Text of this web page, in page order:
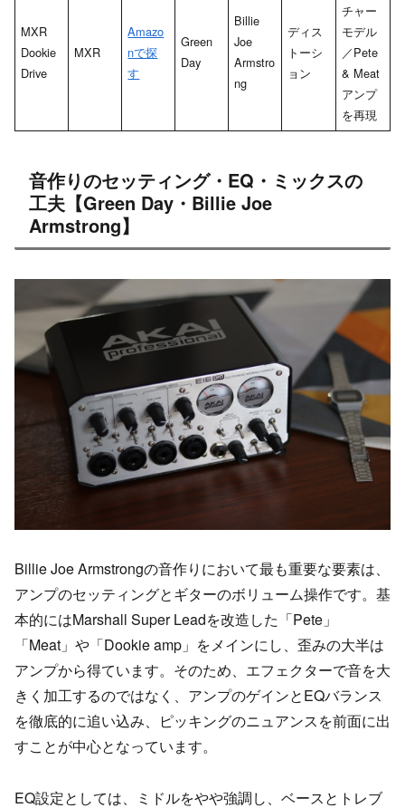
MXR
Dookie
Drive
MXR
Amazo
nで探
す
Green
Day
Billie
Joe
Armstro
ng
ディス
トーシ
ョン
チャー
モデル
／Pete
& Meat
アンプ
を再現
音作りのセッティング・EQ・ミックスの
工夫【Green Day・Billie Joe
Armstrong】
Billie Joe Armstrongの音作りにおいて最も重要な要素は、
アンプのセッティングとギターのボリューム操作です。基
本的にはMarshall Super Leadを改造した「Pete」
「Meat」や「Dookie amp」をメインにし、歪みの大半は
アンプから得ています。そのため、エフェクターで音を大
きく加工するのではなく、アンプのゲインとEQバランス
を徹底的に追い込み、ピッキングのニュアンスを前面に出
すことが中心となっています。
EQ設定としては、ミドルをやや強調し、ベースとトレブ